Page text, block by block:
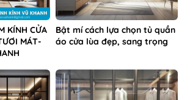
KÍNH CỬA
MÁT-
Bật mí cách lựa chọn tủ quần
áo cửa lùa đẹp, sang trọng